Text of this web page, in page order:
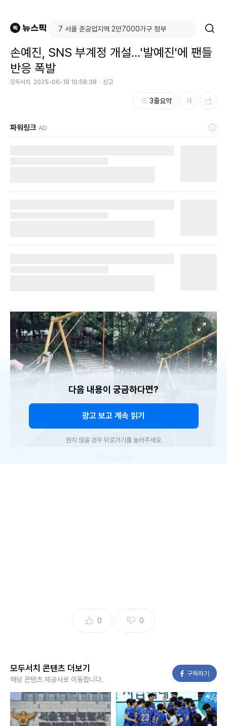
손예진, SNS 부계정 개설…'발예진'에 팬들
반응 폭발
모두서치 2025-06-18 10:58:38 신고
3줄요약
파워링크 AD
매력을 뽐냈다.
두 번째 게시물에는 손예진이 최근 기르고 있는 누에 영상이
담겼다.
다음 내용이 궁금하다면?
광고 보고 계속 읽기
원치 않을 경우 뒤로가기를 눌러주세요
0 0
모두서치 콘텐츠 더보기
해당 콘텐츠 제공사로 이동합니다.
구독하기